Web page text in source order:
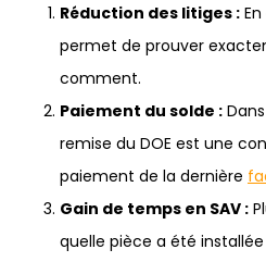
Réduction des litiges :
permet de prouver
comment.
Paiement du solde :
remise du DOE est une
paiement de la dernière
Gain de temps en SAV :
quelle pièce a été